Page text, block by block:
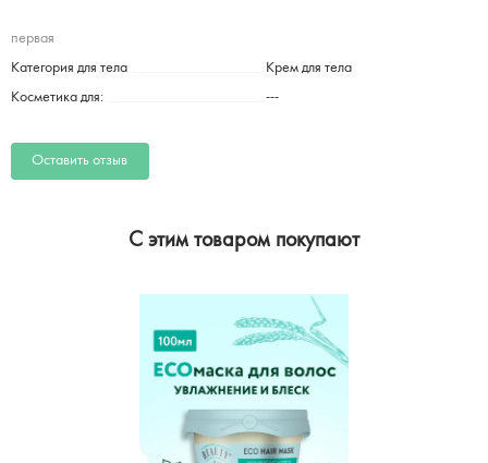
первая
Категория для тела Крем для тела
Косметика для: ---
Оставить отзыв
C этим товаром покупают